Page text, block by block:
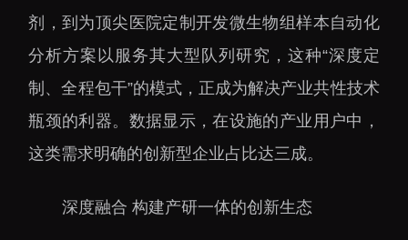
剂，到为顶尖医院定制开发微生物组样本自动化
分析方案以服务其大型队列研究，这种“深度定
制、全程包干”的模式，正成为解决产业共性技术
瓶颈的利器。数据显示，在设施的产业用户中，
这类需求明确的创新型企业占比达三成。
深度融合 构建产研一体的创新生态